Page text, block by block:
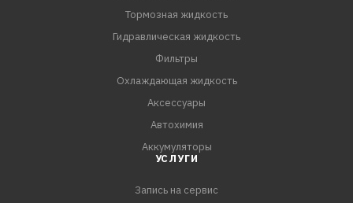
Тормозная жидкость
Гидравлическая жидкость
Фильтры
Охлаждающая жидкость
Аксессуары
Автохимия
Аккумуляторы
УСЛУГИ
Запись на сервис